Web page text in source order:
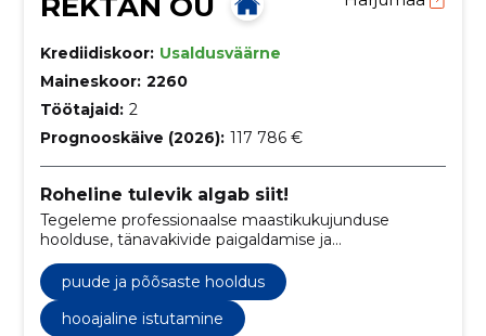
Krediidiskoor: Usaldusväärne
Maineskoor: 2260
Töötajaid: 2
Prognooskäive (2026): 117 786 €
Roheline tulevik algab siit!
Tegeleme professionaalse maastikukujunduse
hoolduse, tänavakivide paigaldamise ja
päikesepaneelide lahendustega.
puude ja põõsaste hooldus
hooajaline istutamine